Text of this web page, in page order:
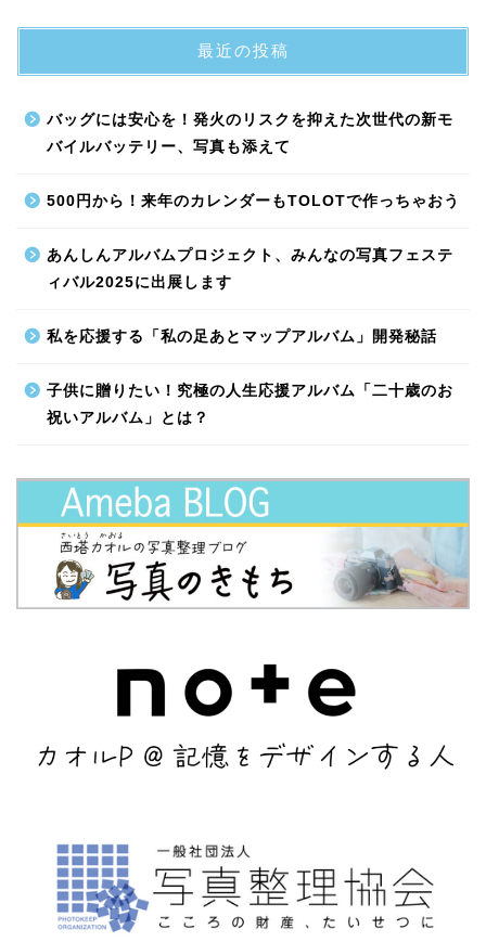
最近の投稿
バッグには安心を！発火のリスクを抑えた次世代の新モ
バイルバッテリー、写真も添えて
500円から！来年のカレンダーもTOLOTで作っちゃおう
あんしんアルバムプロジェクト、みんなの写真フェステ
ィバル2025に出展します
私を応援する「私の足あとマップアルバム」開発秘話
子供に贈りたい！究極の人生応援アルバム「二十歳のお
祝いアルバム」とは？